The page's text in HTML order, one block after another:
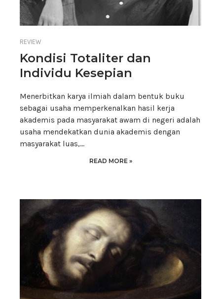
REVIEW
Kondisi Totaliter dan
Individu Kesepian
Menerbitkan karya ilmiah dalam bentuk buku
sebagai usaha memperkenalkan hasil kerja
akademis pada masyarakat awam di negeri adalah
usaha mendekatkan dunia akademis dengan
masyarakat luas,…
READ MORE »